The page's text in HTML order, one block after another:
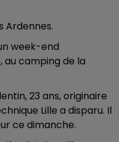
Ardennes.
week-end
au camping de la
23 ans, originaire
Lille a disparu. Il
ce dimanche.